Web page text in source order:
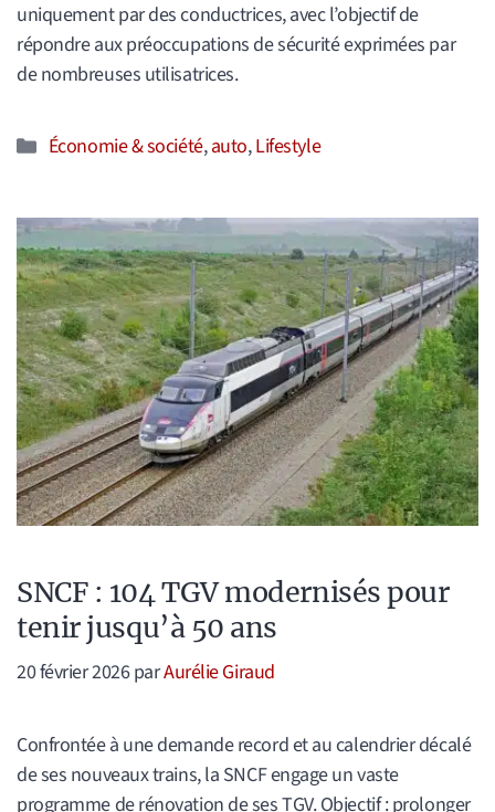
uniquement par des conductrices, avec l’objectif de
répondre aux préoccupations de sécurité exprimées par
de nombreuses utilisatrices.
Catégories
Économie & société,auto,Lifestyle
SNCF : 104 TGV modernisés pour
tenir jusqu’à 50 ans
20 février 2026parAurélie Giraud
Confrontée à une demande record et au calendrier décalé
de ses nouveaux trains, la SNCF engage un vaste
programme de rénovation de ses TGV. Objectif : prolonger